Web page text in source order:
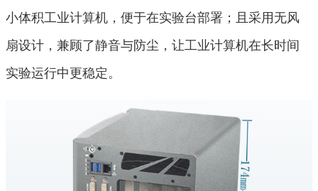
小体积工业计算机，便于在实验台部署；且采用无风
扇设计，兼顾了静音与防尘，让工业计算机在长时间
实验运行中更稳定。